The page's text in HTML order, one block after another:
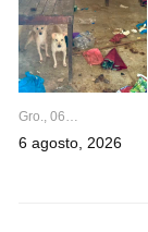
Gro., 06…
6 agosto, 2026